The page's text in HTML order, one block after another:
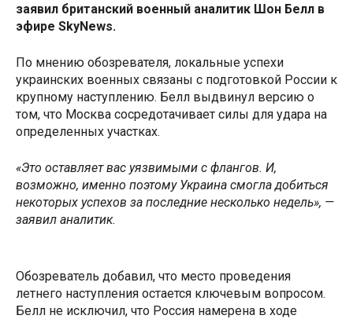
заявил британский военный аналитик Шон Белл в
эфире SkyNews.
По мнению обозревателя, локальные успехи
украинских военных связаны c подготовкой России к
крупному наступлению. Белл выдвинул версию о
том, что Москва сосредотачивает силы для удара на
определенных участках.
«Это оставляет вас уязвимыми с флангов. И,
возможно, именно поэтому Украина смогла добиться
некоторых успехов за последние несколько недель», —
заявил аналитик.
Обозреватель добавил, что место проведения
летнего наступления остается ключевым вопросом.
Белл не исключил, что Россия намерена в ходе